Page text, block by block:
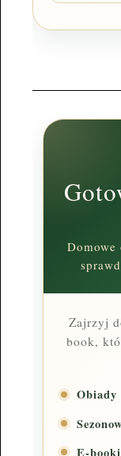
Zajrzyj
book,
Obiady
E-